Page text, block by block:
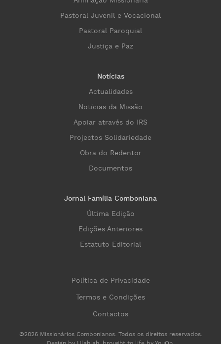
Pastoral Juvenil e Vocacional
Pastoral Paroquial
Justiça e Paz
Notícias
Actualidades
Notícias da Missão
Apoiar através do IRS
Projectos Solidariedade
Obra do Redentor
Documentos
Jornal Família Comboniana
Última Edição
Edições Anteriores
Estatuto Editorial
©2026 Missionários Combonianos. Todos os direitos reservados.
Política de Privacidade
Termos e Condições
Contactos